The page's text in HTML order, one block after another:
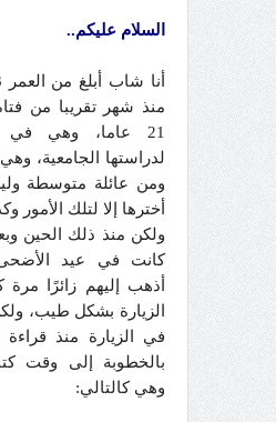
السلام عليكم..
منذ شهر تقريبا من
21 عاما، وهي في
لدراستها الجامعية،
ومن عائلة متوسطة
أخترها إلا لتلك الأمور
ولكن منذ ذلك الحين
كانت في عيد الأضحى
أذهب إليهم زائرًا
الزيارة بشكل طيب،
في الزيارة منذ قراءة
بالخطوبة إلى وقت
وهي كالتالي: